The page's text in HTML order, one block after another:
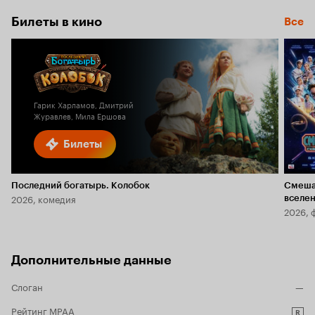
Билеты в кино Все
Билеты
Гарик Харламов, Дмитрий
Журавлев, Мила Ершова
Последний богатырь. Колобок
2026, комедия
2026,
Дополнительные данные
Слоган
—
Рейтинг MPAA
R